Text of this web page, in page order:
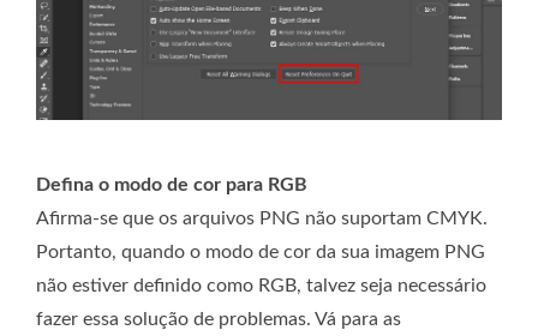
Defina o modo de cor para RGB
Afirma-se que os arquivos PNG não suportam CMYK.
Portanto, quando o modo de cor da sua imagem PNG
não estiver definido como RGB, talvez seja necessário
fazer essa solução de problemas. Vá para as